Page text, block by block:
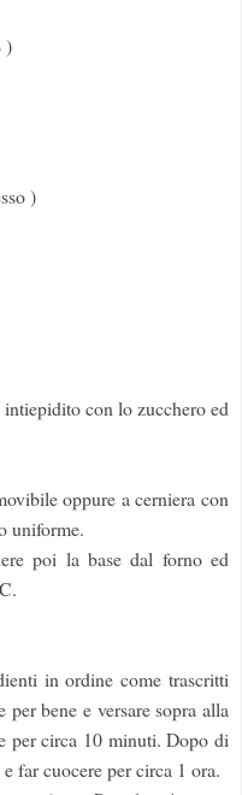
)
)
con lo zucchero ed
oppure a cerniera con
uniforme.
poi la base dal forno ed
in ordine come trascritti
bene e versare sopra alla
per circa 10 minuti. Dopo di
far cuocere per circa 1 ora.